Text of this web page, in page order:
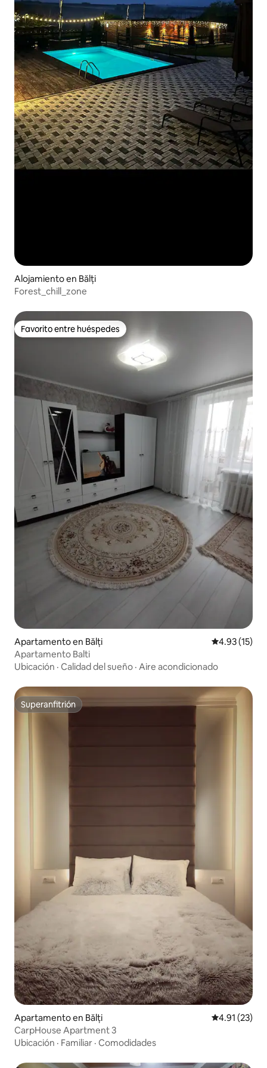
Alojamiento en Bălți
Forest_chill_zone
Favorito entre huéspedes
Favorito entre huéspedes
Apartamento en Bălți Calificación
4.93 (15)
Apartamento Balti
Ubicación · Calidad del sueño · Aire acondicionado
Superanfitrión
Superanfitrión
Apartamento en Bălți Calificación
4.91 (23)
CarpHouse Apartment 3
Ubicación · Familiar · Comodidades